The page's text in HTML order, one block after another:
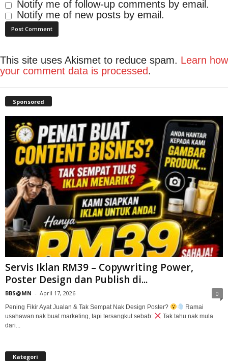
Notify me of follow-up comments by email.
Notify me of new posts by email.
This site uses Akismet to reduce spam. Learn how
your comment data is processed.
Sponsored
Servis Iklan RM39 – Copywriting Power,
Poster Design dan Publish di...
BBS@MN - April 17, 2026 0
Pening Fikir Ayat Jualan & Tak Sempat Nak Design Poster?
Ramai
usahawan nak buat marketing, tapi tersangkut sebab:
Tak tahu nak mula
dari...
Kategori